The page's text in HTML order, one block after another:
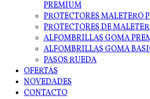
PREMIUM
PROTECTORES MALETERO
PROTECTORES DE
ALFOMBRILLAS GOMA
ALFOMBRILLAS GOMA
PASOS RUEDA
OFERTAS
NOVEDADES
CONTACTO